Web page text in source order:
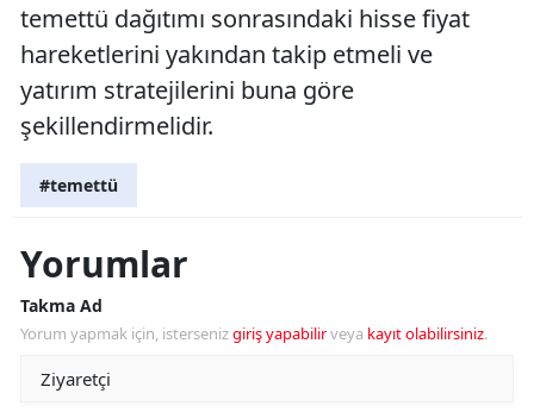
temettü dağıtımı sonrasındaki hisse fiyat
hareketlerini yakından takip etmeli ve
yatırım stratejilerini buna göre
şekillendirmelidir.
#temettü
Yorumlar
Takma Ad
Yorum yapmak için, istersenizgiriş yapabilirveya kayıt olabilirsiniz.